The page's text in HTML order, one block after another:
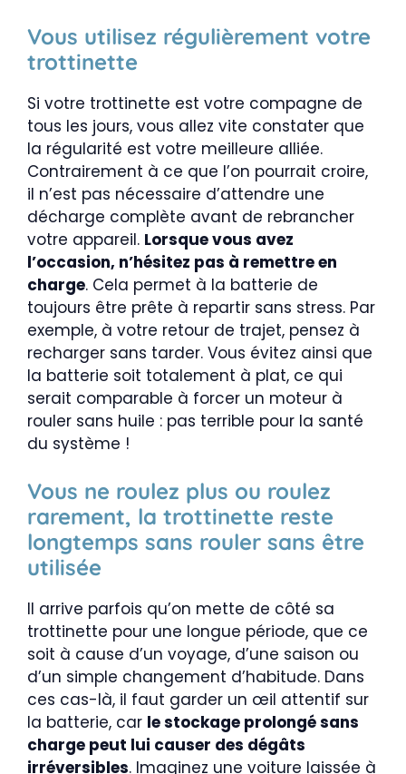
Vous utilisez régulièrement votre
trottinette
Si votre trottinette est votre compagne de
tous les jours, vous allez vite constater que
la régularité est votre meilleure alliée.
Contrairement à ce que l’on pourrait croire,
il n’est pas nécessaire d’attendre une
décharge complète avant de rebrancher
votre appareil. Lorsque vous avez
l’occasion, n’hésitez pas à remettre en
charge. Cela permet à la batterie de
toujours être prête à repartir sans stress. Par
exemple, à votre retour de trajet, pensez à
recharger sans tarder. Vous évitez ainsi que
la batterie soit totalement à plat, ce qui
serait comparable à forcer un moteur à
rouler sans huile : pas terrible pour la santé
du système !
Vous ne roulez plus ou roulez
rarement, la trottinette reste
longtemps sans rouler sans être
utilisée
Il arrive parfois qu’on mette de côté sa
trottinette pour une longue période, que ce
soit à cause d’un voyage, d’une saison ou
d’un simple changement d’habitude. Dans
ces cas-là, il faut garder un œil attentif sur
la batterie, car le stockage prolongé sans
charge peut lui causer des dégâts
irréversibles. Imaginez une voiture laissée à